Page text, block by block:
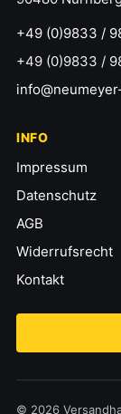
+49 (0)9833 /
+49 (0)9833 /
INFO
Impressum
Datenschutz
AGB
Widerrufsrecht
Kontakt
© 2026